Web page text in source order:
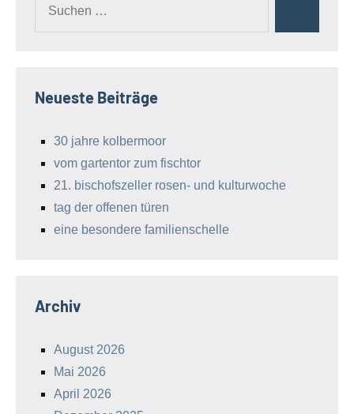
Neueste Beiträge
30 jahre kolbermoor
vom gartentor zum fischtor
21. bischofszeller rosen- und kulturwoche
tag der offenen türen
eine besondere familienschelle
Archiv
August 2026
Mai 2026
April 2026